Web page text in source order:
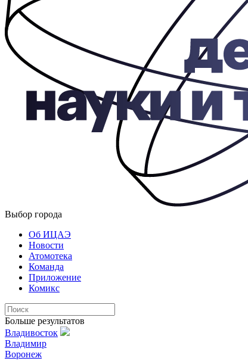
Выбор города
Об ИЦАЭ
Новости
Атомотека
Команда
Приложение
Комикс
Больше результатов
Владивосток
Владимир
Воронеж